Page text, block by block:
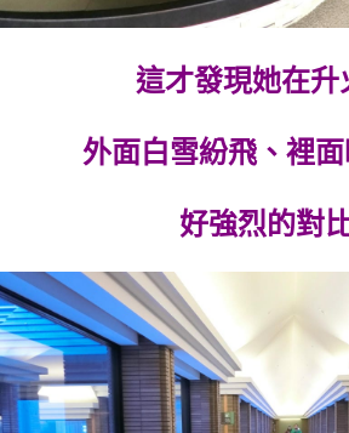
這才發現她在升
外面白雪紛飛、裡
好強烈的對